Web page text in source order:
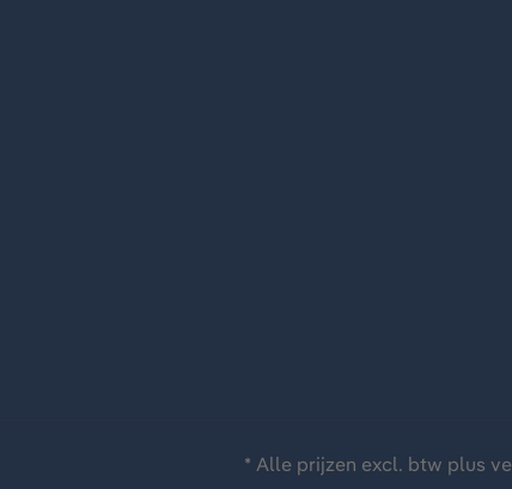
* Alle prijzen excl. btw plus